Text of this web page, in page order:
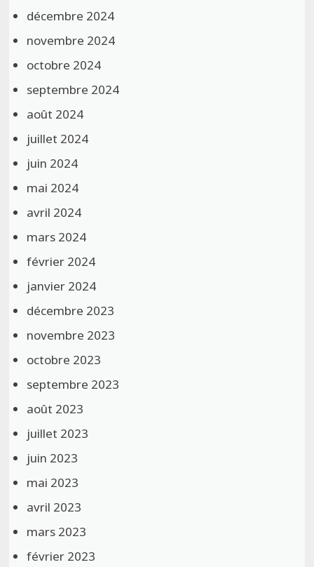
décembre 2024
novembre 2024
octobre 2024
septembre 2024
août 2024
juillet 2024
juin 2024
mai 2024
avril 2024
mars 2024
février 2024
janvier 2024
décembre 2023
novembre 2023
octobre 2023
septembre 2023
août 2023
juillet 2023
juin 2023
mai 2023
avril 2023
mars 2023
février 2023